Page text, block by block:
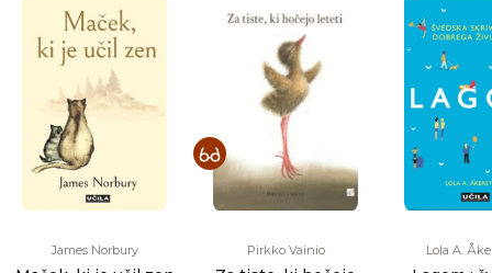
James Norbury Pirkko Vainio Lola A.